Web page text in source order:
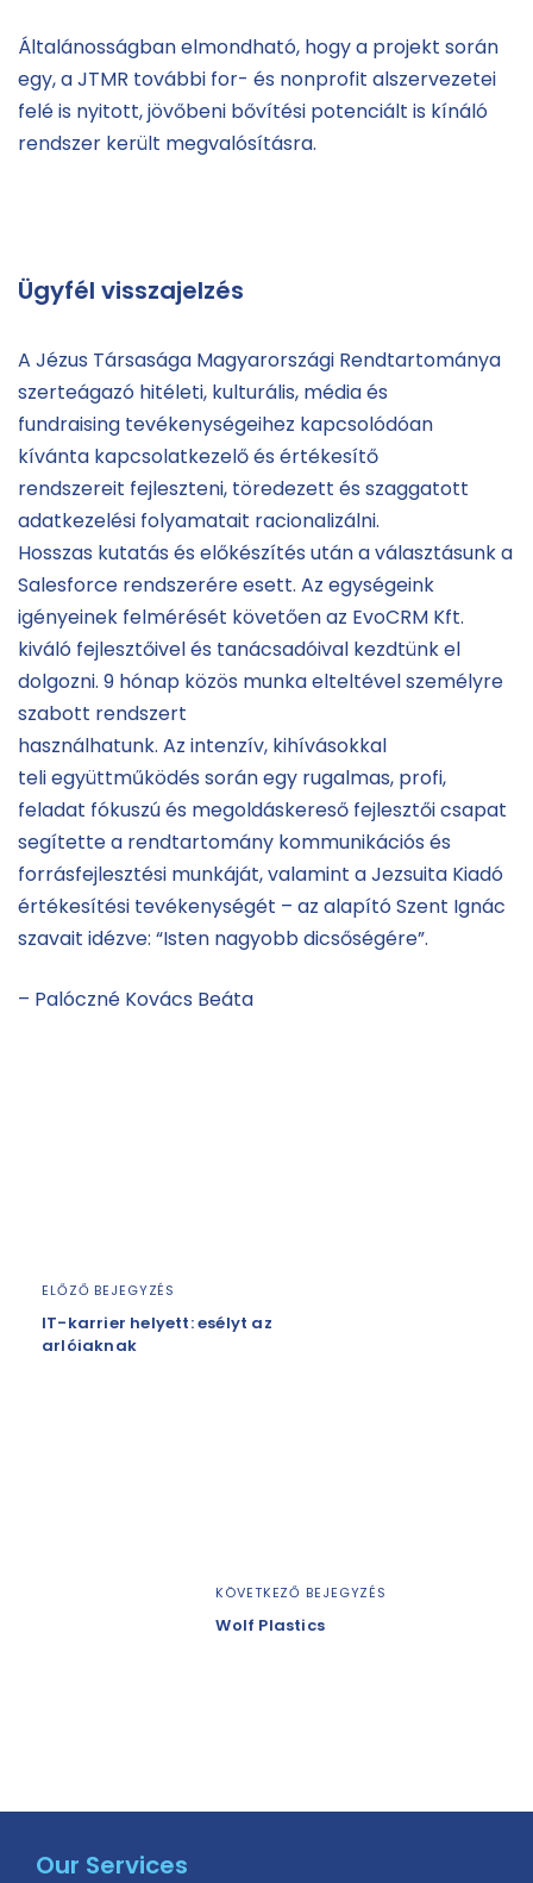
Általánosságban elmondható, hogy a projekt során
egy, a JTMR további for- és nonprofit alszervezetei
felé is nyitott, jövőbeni bővítési potenciált is kínáló
rendszer került megvalósításra.
Ügyfél visszajelzés
A Jézus Társasága Magyarországi Rendtartománya
szerteágazó hitéleti, kulturális, média és
fundraising tevékenységeihez kapcsolódóan
kívánta kapcsolatkezelő és értékesítő
rendszereit fejleszteni, töredezett és szaggatott
adatkezelési folyamatait racionalizálni.
Hosszas kutatás és előkészítés után a választásunk a
Salesforce rendszerére esett. Az egységeink
igényeinek felmérését követően az EvoCRM Kft.
kiváló fejlesztőivel és tanácsadóival kezdtünk el
dolgozni. 9 hónap közös munka elteltével személyre
szabott rendszert
használhatunk. Az intenzív, kihívásokkal
teli együttműködés során egy rugalmas, profi,
feladat fókuszú és megoldáskereső fejlesztői csapat
segítette a rendtartomány kommunikációs és
forrásfejlesztési munkáját, valamint a Jezsuita Kiadó
értékesítési tevékenységét – az alapító Szent Ignác
szavait idézve: “Isten nagyobb dicsőségére”.
– Palóczné Kovács Beáta
ELŐZŐ BEJEGYZÉS
IT-karrier helyett: esélyt az
arlóiaknak
KÖVETKEZŐ BEJEGYZÉS
Wolf Plastics
Our Services